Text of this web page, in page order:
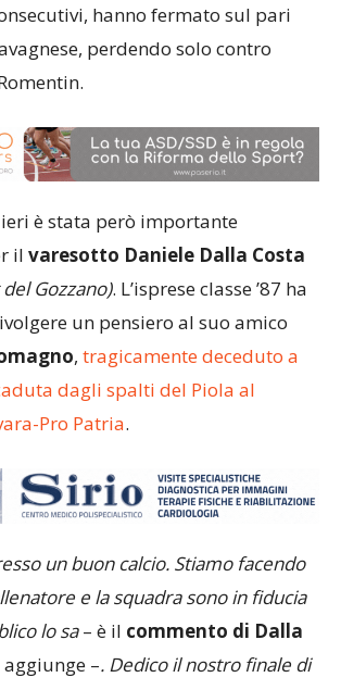
hanno fermato sul pari
perdendo solo contro
ieri è stata però importante
il varesotto Daniele Dalla Costa
un pensiero al suo amico
un buon calcio. Stiamo facendo
e la squadra sono in fiducia
lo sa– è ilcommento di Dalla